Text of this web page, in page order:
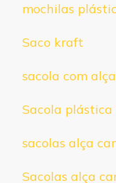
mochilas
Saco kraft
sacola com
Sacola
sacolas alça
Sacolas alça